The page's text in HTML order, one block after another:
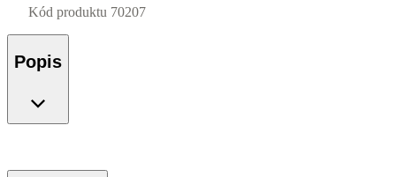
Kód produktu 70207
Popis